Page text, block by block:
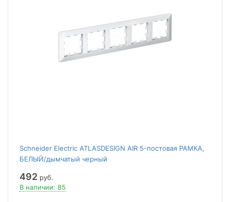
Schneider Electric ATLASDESIGN AIR 5-постовая РАМКА,
БЕЛЫЙ/дымчатый черный
492 руб.
В наличии: 85